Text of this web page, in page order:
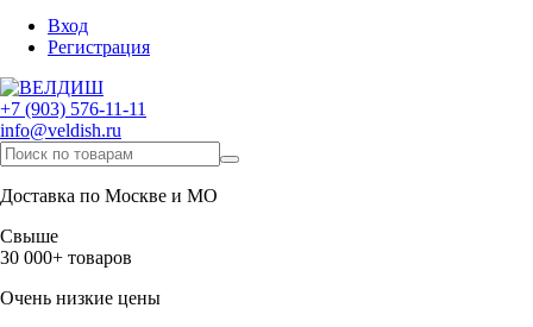
Вход
Регистрация
+7 (903) 576-11-11
info@veldish.ru
Доставка по Москве и МО
Свыше
30 000+ товаров
Очень низкие цены